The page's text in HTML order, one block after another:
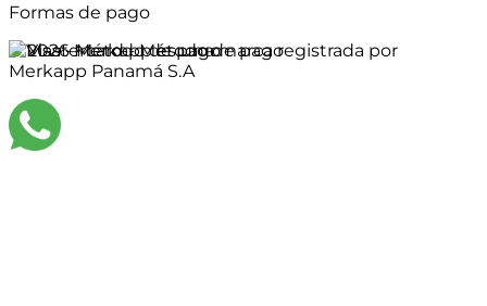
Formas de pago
©2026Merkapp es una marca registrada por
Merkapp Panamá S.A